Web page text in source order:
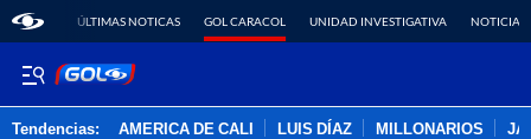
ÚLTIMAS NOTICAS GOL CARACOL UNIDAD INVESTIGATIVA NOTICIAS
Tendencias: AMERICA DE CALI LUIS DÍAZ MILLONARIOS